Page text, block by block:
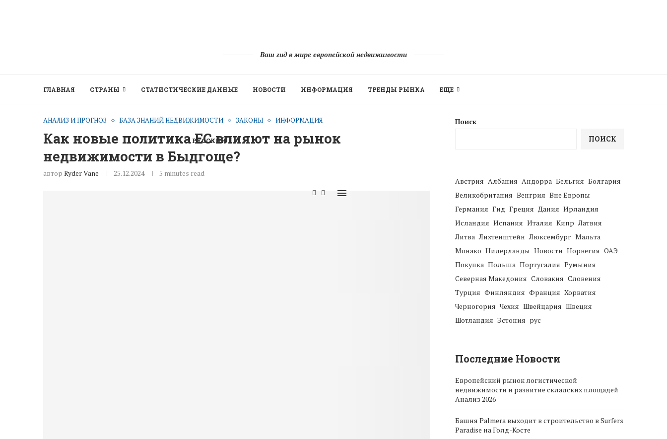
Ваш гид в мире европейской недвижимости
ГЛАВНАЯ СТРАНЫ СТАТИСТИЧЕСКИЕ ДАННЫЕ НОВОСТИ ИНФОРМАЦИЯ ТРЕНДЫ РЫНКА ЕЩЕ
РУССКИЙ
АНАЛИЗ И ПРОГНОЗ БАЗА ЗНАНИЙ НЕДВИЖИМОСТИ ЗАКОНЫ ИНФОРМАЦИЯ
Как новые политика ЕС влияют на рынок
недвижимости в Быдгоще?
автор Ryder Vane 25.12.2024 5 minutes read
Поиск
ПОИСК
Австрия Албания Андорра Бельгия Болгария
Великобритания Венгрия Вне Европы
Германия Гид Греция Дания Ирландия
Исландия Испания Италия Кипр Латвия
Литва Лихтенштейн Люксембург Мальта
Монако Нидерланды Новости Норвегия ОАЭ
Покупка Польша Португалия Румыния
Северная Македония Словакия Словения
Турция Финляндия Франция Хорватия
Черногория Чехия Швейцария Швеция
Шотландия Эстония рус
Последние Новости
Европейский рынок логистической
недвижимости и развитие складских площадей
Анализ 2026
Башня Palmera выходит в строительство в Surfers
Paradise на Голд-Косте